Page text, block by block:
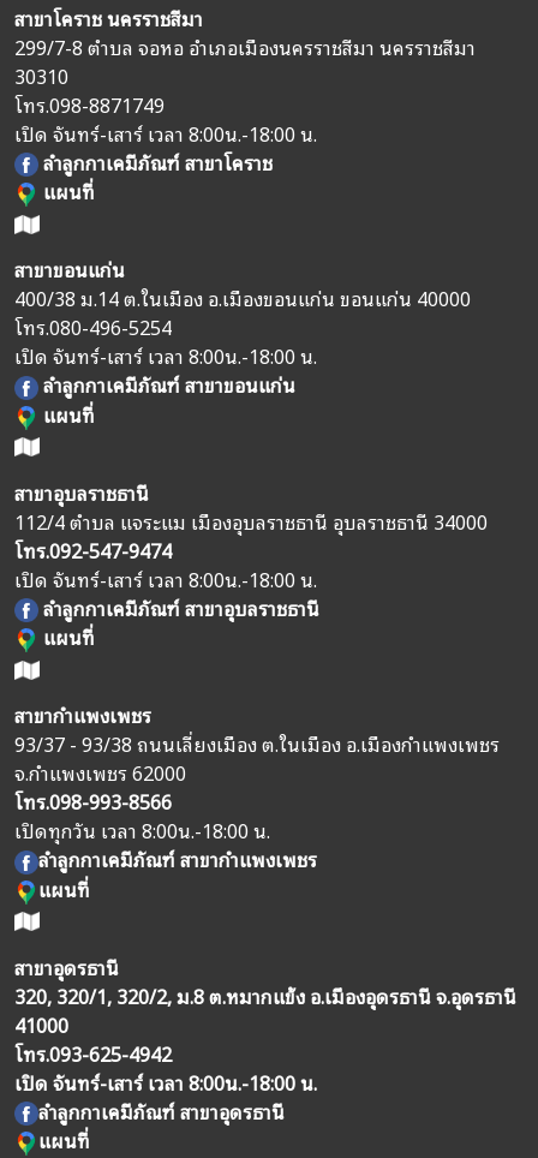
สาขาโคราช นครราชสีมา
299/7-8 ตำบล จอหอ อำเภอเมืองนครราชสีมา นครราชสีมา
30310
โทร.098-8871749
เปิด จันทร์-เสาร์ เวลา 8:00น.-18:00 น.
ลำลูกกาเคมีภัณฑ์ สาขาโคราช
แผนที่
สาขาขอนแก่น
400/38 ม.14 ต.ในเมือง อ.เมืองขอนแก่น ขอนแก่น 40000
โทร.080-496-5254
เปิด จันทร์-เสาร์ เวลา 8:00น.-18:00 น.
ลำลูกกาเคมีภัณฑ์ สาขาขอนแก่น
แผนที่
สาขาอุบลราชธานี
112/4 ตำบล แจระแม เมืองอุบลราชธานี อุบลราชธานี 34000
โทร.092-547-9474
เปิด จันทร์-เสาร์ เวลา 8:00น.-18:00 น.
ลำลูกกาเคมีภัณฑ์ สาขาอุบลราชธานี
แผนที่
สาขากำแพงเพชร
93/37 - 93/38 ถนนเลี่ยงเมือง ต.ในเมือง อ.เมืองกำแพงเพชร
จ.กำแพงเพชร 62000
โทร.098-993-8566
เปิดทุกวัน เวลา 8:00น.-18:00 น.
ลำลูกกาเคมีภัณฑ์ สาขากำแพงเพชร
แผนที่
สาขาอุดรธานี
320, 320/1, 320/2, ม.8 ต.หมากแข้ง อ.เมืองอุดรธานี จ.อุดรธานี
41000
โทร.093-625-4942
เปิด จันทร์-เสาร์ เวลา 8:00น.-18:00 น.
ลำลูกกาเคมีภัณฑ์ สาขาอุดรธานี
แผนที่